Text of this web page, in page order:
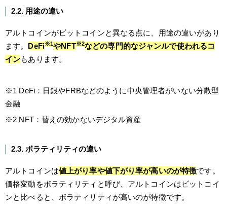
2.2. 用途の違い
アルトコインがビットコインと異なる点に、用途の違いがあり
ます。 DeFi※1やNFT※2などの専門的なジャンルで使われるコ
インもあります。
※1 DeFi：日銀やFRBなどのように中央管理者がいない分散型
金融
※2 NFT：替えの効かないデジタル資産
2.3. ボラティリティの違い
アルトコインは値上がり率や値下がり率が高いのが特徴です。
価格変動をボラティリティと呼び、アルトコインはビットコイ
ンと比べると、ボラティリティが高いのが特徴です。